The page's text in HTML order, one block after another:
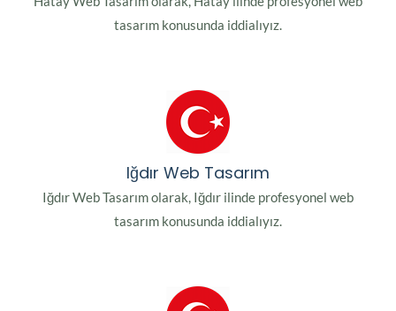
tasarım konusunda iddialıyız.
Iğdır Web Tasarım
Iğdır Web Tasarım olarak, Iğdır ilinde profesyonel web
tasarım konusunda iddialıyız.